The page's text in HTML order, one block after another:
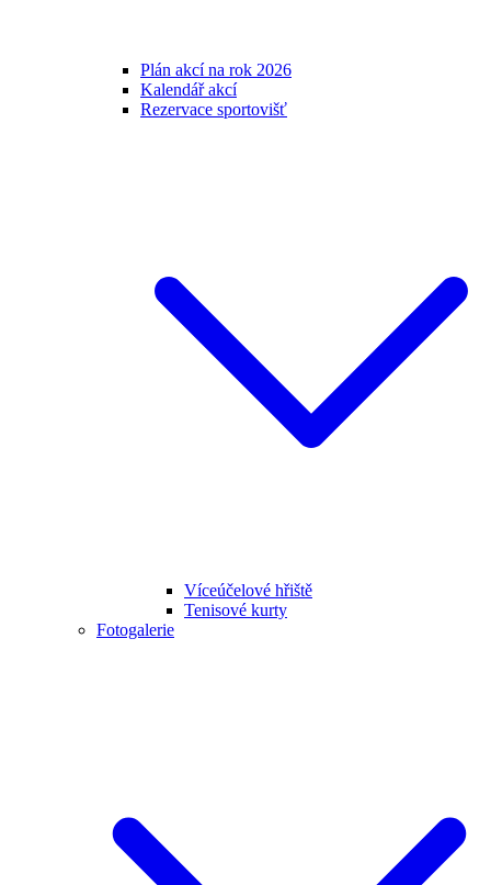
Plán akcí na rok 2026
Kalendář akcí
Rezervace sportovišť
Víceúčelové hřiště
Tenisové kurty
Fotogalerie